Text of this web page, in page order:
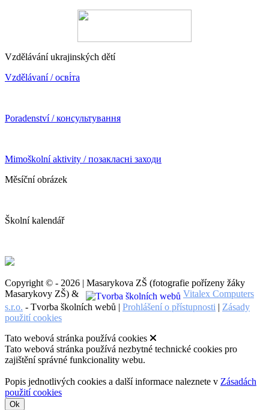
Vzdělávání ukrajinských dětí
Vzdělávaní / осві́та
Poradenství / консультування
Mimoškolní aktivity / позакласні заходи
Měsíční obrázek
Školní kalendář
Copyright © - 2026 | Masarykova ZŠ (fotografie pořízeny žáky
Masarykovy ZŠ) &
Vitalex Computers
s.r.o. - Tvorba školních webů | Prohlášení o přístupnosti | Zásady
použití cookies
Tato webová stránka používá cookies
Tato webová stránka používá nezbytné technické cookies pro
zajištění správné funkcionality webu.
Popis jednotlivých cookies a další informace naleznete v Zásadách
použití cookies
Ok